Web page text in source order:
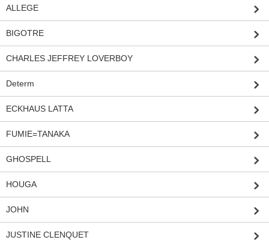
ALLEGE
BIGOTRE
CHARLES JEFFREY LOVERBOY
Determ
ECKHAUS LATTA
FUMIE=TANAKA
GHOSPELL
HOUGA
JOHN
JUSTINE CLENQUET